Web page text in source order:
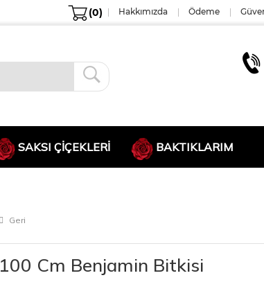
(0) Hakkımızda Ödeme
SAKSI ÇIÇEKLERI BAKTIKLARIM
Geri
100 Cm Benjamin Bitkisi